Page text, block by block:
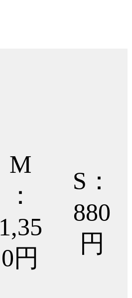
M
：
1,35
0円
S：
880
円